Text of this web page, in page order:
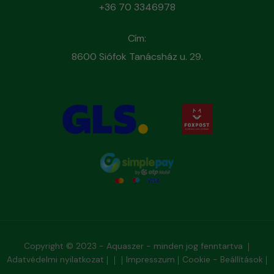
+36 70 3346978
Cím:
8600 Siófok Tanácsház u. 29.
Copyright © 2023 - Aquaszer - minden jog fenntartva
Adatvédelmi nyilatkozat
Impresszum Cookie - Beállítások